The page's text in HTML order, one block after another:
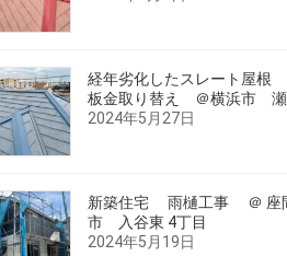
経年劣化したスレート屋根
板金取り替え ＠横浜市
2024年5月27日
新築住宅 雨樋工事 ＠ 座
市 入谷東 4丁目
2024年5月19日